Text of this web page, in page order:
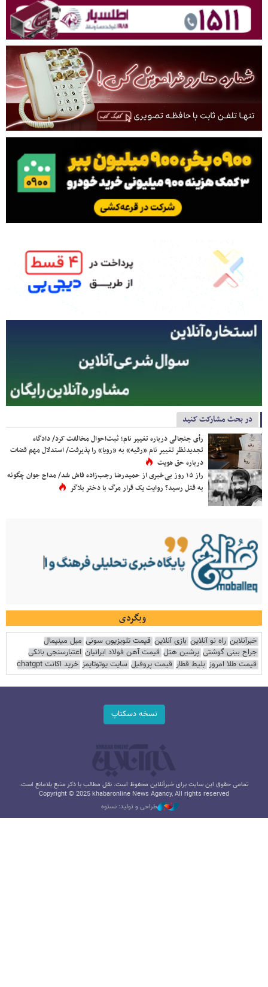
در بحث مشارکت کنید
رأی جنجالی درباره تغییر نام؛ ثبت‌احوال مخالفت کرد/ دادگاه
تجدیدنظر تغییر نام «رقیه» به «رویا» را پذیرفت/ استدلال مهم قضات
درباره حق هویت
راز ۱۵ روز بی‌خبری از حمیدرضا رجب‌زاده فاش شد/ مداح جوان چگونه
به قتل رسید؟ روایت یک قرار مرگ با دختر بلاگر
وبگردی
خبرآنلاین راه نو آنلاین بازی آنلاین قیمت تلویزیون سونی مبل مینیمال
جراح بینی گوشتی پرشین هتل قیمت آهن فولاد ایرانیان اعتبارسنجی بانکی
قیمت طلا امروز بلیط قطار قیمت پروفیل سایت یوتوتایمز خرید اکانت chatgpt
نسخه دسکتاپ
تمامی حقوق این سایت برای خبرآنلاین محفوظ است. نقل مطالب با ذکر منبع بلامانع است.
Copyright © 2025 khabaronline News Agancy, All rights reserved
طراحی و تولید: نستوه